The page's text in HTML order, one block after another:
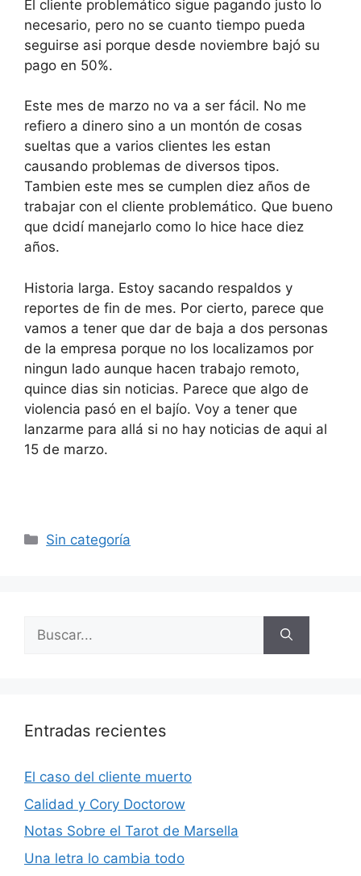
El cliente problemático sigue pagando justo lo
necesario, pero no se cuanto tiempo pueda
seguirse asi porque desde noviembre bajó su
pago en 50%.
Este mes de marzo no va a ser fácil. No me
refiero a dinero sino a un montón de cosas
sueltas que a varios clientes les estan
causando problemas de diversos tipos.
Tambien este mes se cumplen diez años de
trabajar con el cliente problemático. Que bueno
que dcidí manejarlo como lo hice hace diez
años.
Historia larga. Estoy sacando respaldos y
reportes de fin de mes. Por cierto, parece que
vamos a tener que dar de baja a dos personas
de la empresa porque no los localizamos por
ningun lado aunque hacen trabajo remoto,
quince dias sin noticias. Parece que algo de
violencia pasó en el bajío. Voy a tener que
lanzarme para allá si no hay noticias de aqui al
15 de marzo.
Categorías
Sin categoría
Buscar:
Entradas recientes
El caso del cliente muerto
Calidad y Cory Doctorow
Notas Sobre el Tarot de Marsella
Una letra lo cambia todo